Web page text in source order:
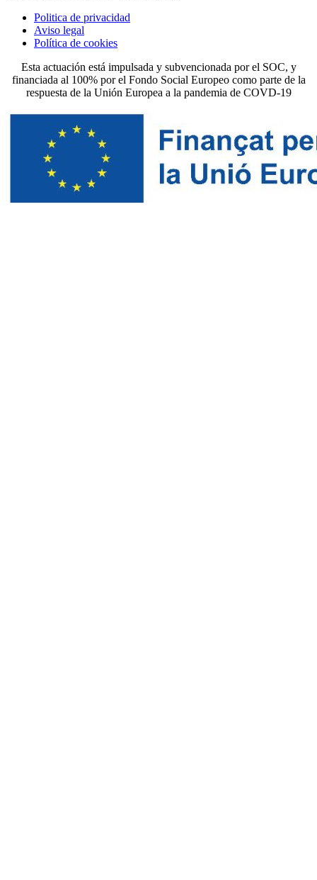
Politica de privacidad
Aviso legal
Política de cookies
Esta actuación está impulsada y subvencionada por el SOC, y
financiada al 100% por el Fondo Social Europeo como parte de la
respuesta de la Unión Europea a la pandemia de COVD-19